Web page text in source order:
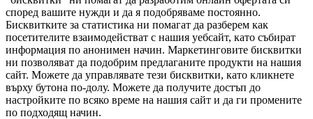
според вашите нужди и да я подобряваме постоянно.
Бисквитките за статистика ни помагат да разберем как
посетителите взаимодействат с нашия уебсайт, като събират
информация по анонимен начин. Маркетинговите бисквитки
ни позволяват да подобрим предлаганите продукти на нашия
сайт. Можете да управлявате тези бисквитки, като кликнете
върху бутона по-долу. Можете да получите достъп до
настройките по всяко време на нашия сайт и да ги промените
по подходящ начин.